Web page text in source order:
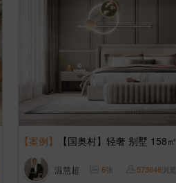
【案例】 【国奥村】轻奢 别墅 158㎡
温慧超 6张 573646浏览